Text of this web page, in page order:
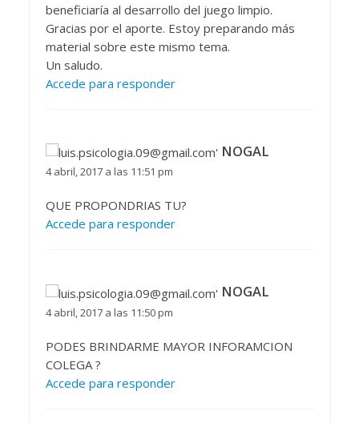
beneficiaría al desarrollo del juego limpio.
Gracias por el aporte. Estoy preparando más
material sobre este mismo tema.
Un saludo.
Accede para responder
NOGAL
4 abril, 2017 a las 11:51 pm
QUE PROPONDRIAS TU?
Accede para responder
NOGAL
4 abril, 2017 a las 11:50 pm
PODES BRINDARME MAYOR INFORAMCION
COLEGA ?
Accede para responder